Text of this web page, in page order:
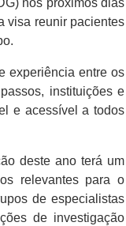
nos próximos dias
visa reunir pacientes
experiência entre os
instituições e
e acessível a todos
deste ano terá um
relevantes para o
de especialistas
de investigação